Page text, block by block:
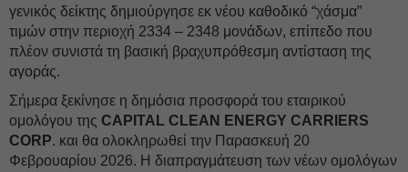
γενικός δείκτης δημιούργησε εκ νέου καθοδικό “χάσμα”
τιμών στην περιοχή 2334 – 2348 μονάδων, επίπεδο που
πλέον συνιστά τη βασική βραχυπρόθεσμη αντίσταση της
αγοράς.
Σήμερα ξεκίνησε η δημόσια προσφορά του εταιρικού
ομολόγου της CAPITAL CLEAN ENERGY CARRIERS
CORP. και θα ολοκληρωθεί την Παρασκευή 20
Φεβρουαρίου 2026. Η διαπραγμάτευση των νέων ομολόγων